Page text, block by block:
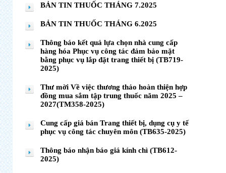
BẢN TIN THUỐC THÁNG 7.2025
BẢN TIN THUỐC THÁNG 6.2025
Thông báo kết quả lựa chọn nhà cung cấp
hàng hóa Phục vụ công tác đảm bảo mặt
bằng phục vụ lắp đặt trang thiết bị (TB719-
2025)
Thư mời Về việc thương thảo hoàn thiện hợp
đồng mua sắm tập trung thuốc năm 2025 –
2027(TM358-2025)
Cung cấp giá bán Trang thiết bị, dụng cụ y tế
phục vụ công tác chuyên môn (TB635-2025)
Thông báo nhận báo giá kính chì (TB612-
2025)